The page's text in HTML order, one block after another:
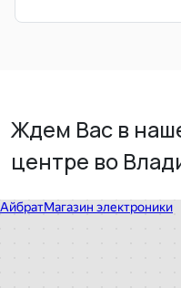
Ждем Вас в
центре во